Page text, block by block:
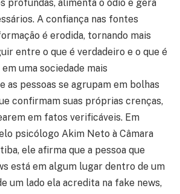
profundas, alimenta o ódio e gera
A confiança nas fontes
é erodida, tornando mais
entre o que é verdadeiro e o que é
uma sociedade mais
as pessoas se agrupam em bolhas
confirmam suas próprias crenças,
em fatos verificáveis. Em
psicólogo Akim Neto à Câmara
ele afirma que a pessoa que
está em algum lugar dentro de um
um lado ela acredita na fake news,